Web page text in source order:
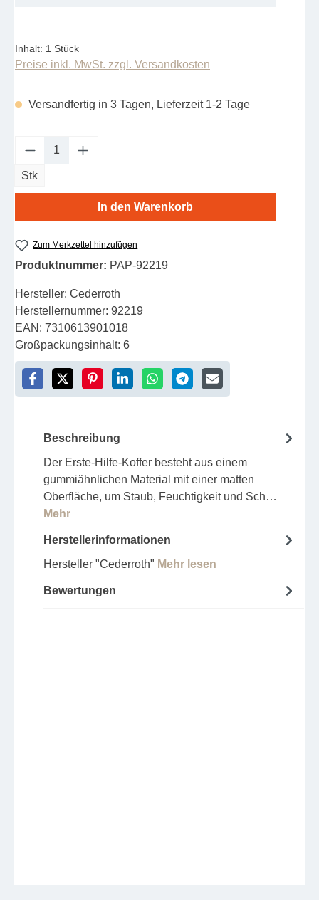
Inhalt: 1 Stück
Preise inkl. MwSt. zzgl. Versandkosten
Versandfertig in 3 Tagen, Lieferzeit 1-2 Tage
Produkt Anzahl: Gib den gewünschten
Stk
In den Warenkorb
Zum Merkzettel hinzufügen
Produktnummer: PAP-92219
Hersteller: Cederroth
Herstellernummer: 92219
EAN: 7310613901018
Großpackungsinhalt: 6
Beschreibung
Der Erste-Hilfe-Koffer besteht aus einem
gummiähnlichen Material mit einer matten
Oberfläche, um Staub, Feuchtigkeit und Sch…
Mehr
Herstellerinformationen
Hersteller "Cederroth" Mehr lesen
Bewertungen